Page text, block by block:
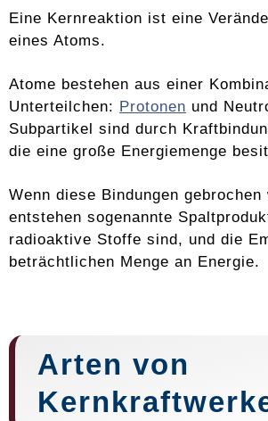
Eine Kernreaktion ist eine
eines Atoms.
Atome bestehen aus einer
Unterteilchen: Protonen und
Subpartikel sind durch
die eine große Energiemenge
Wenn diese Bindungen gebrochen
entstehen sogenannte
radioaktive Stoffe sind, und die
beträchtlichen Menge an Energie.
Arten von